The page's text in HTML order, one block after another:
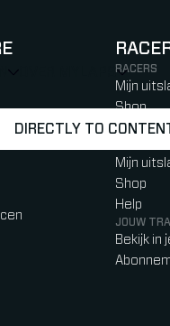
DIRECTLY TO
OVER MYLAPS SHOW
RACERS
Mijn
Shop
Help
Mijn
Shop
Help
JOUW
Bekijk in